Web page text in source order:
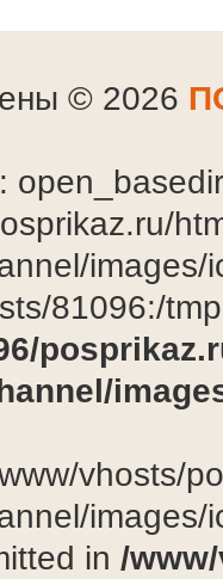
© 2026
81096:/
vhosts/
in /